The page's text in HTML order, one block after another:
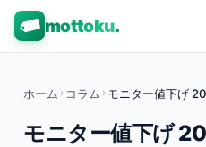
mottoku.
ホーム › コラム › モニター値下げ
モニター値下げ